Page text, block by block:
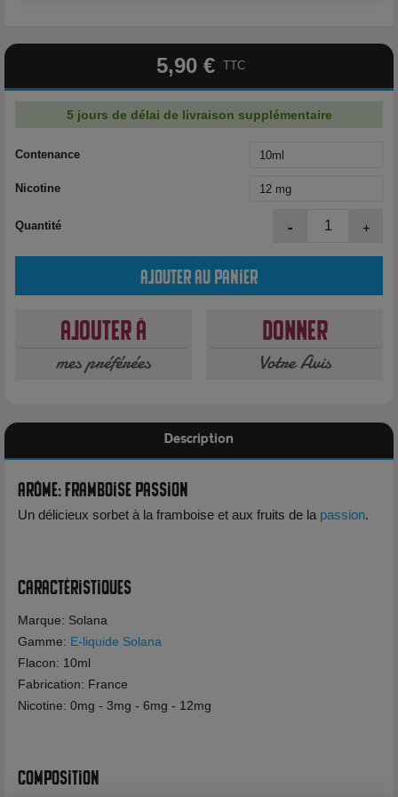
5,90 € TTC
5 jours de délai de livraison supplémentaire
Contenance
Nicotine
Quantité - +
Ajouter au panier
Ajouter à
mes préférées
Donner
Votre Avis
Description
Arôme: Framboise Passion
Un délicieux sorbet à la framboise et aux fruits de la passion.
Caractéristiques
Marque: Solana
Gamme: E-liquide Solana
Flacon: 10ml
Fabrication: France
Nicotine: 0mg - 3mg - 6mg - 12mg
Composition